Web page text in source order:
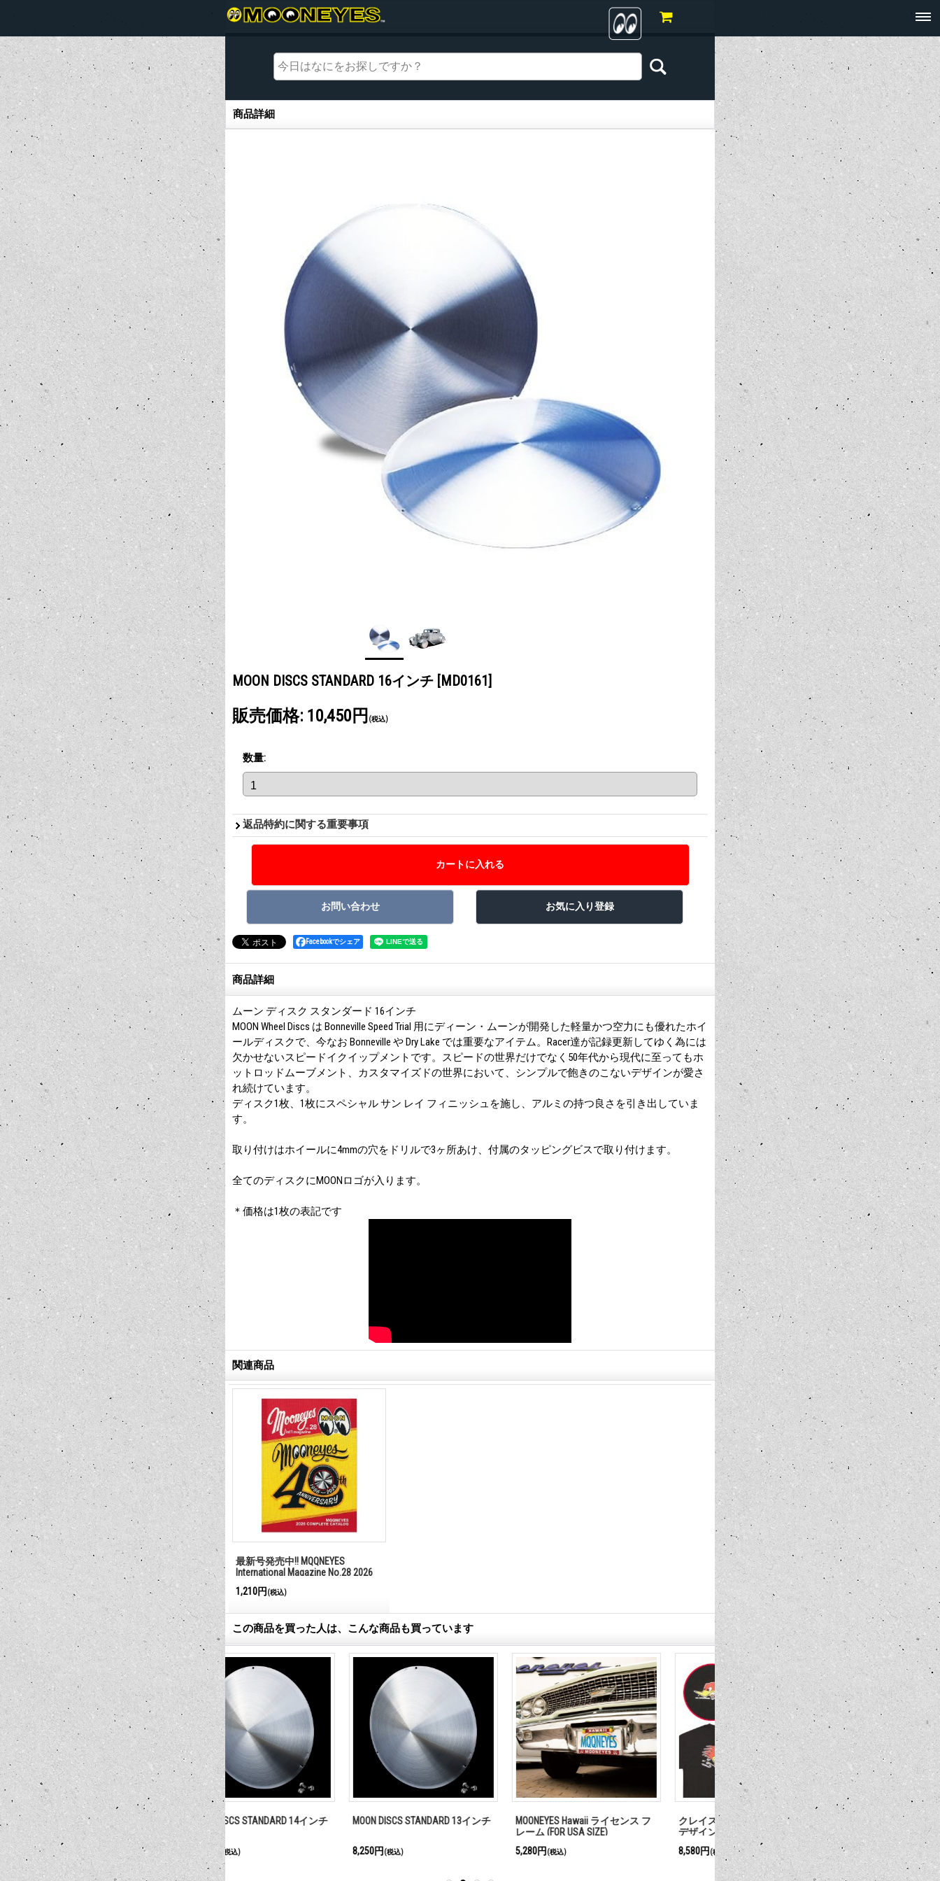
商品詳細
商品詳細
MOON DISCS STANDARD 16インチ [MD0161]
販売価格: 10,450円 (税込)
数量:
返品特約に関する重要事項
Facebookでシェア
商品詳細
ムーン ディスク スタンダード 16インチ
MOON Wheel Discs は Bonneville Speed Trial 用にディーン・ムーンが開発した軽量かつ空力にも優れたホイ
ールディスクで、今なお Bonneville や Dry Lake では重要なアイテム。Racer達が記録更新してゆく為には
欠かせないスピードイクイップメントです。スピードの世界だけでなく50年代から現代に至ってもホ
ットロッドムーブメント、カスタマイズドの世界において、シンプルで飽きのこないデザインが愛さ
れ続けています。
ディスク1枚、1枚にスペシャル サン レイ フィニッシュを施し、アルミの持つ良さを引き出していま
す。
取り付けはホイールに4mmの穴をドリルで3ヶ所あけ、付属のタッピングビスで取り付けます。
全てのディスクにMOONロゴが入ります。
＊価格は1枚の表記です
関連商品
最新号発売中!! MQQNEYES
International Magazine No.28 2026
1,210円 (税込)
この商品を買った人は、こんな商品も買っています
トノブ MOON DISCS STANDARD 14インチ
8,800円 (税込)
MOON DISCS STANDARD 13インチ
8,250円
MOONEYES Hawaii ライセンス フ
5,280円
クレイスミス トラディショナル
デザイン Tシャツ
8,580円
ロード ・ ランナー デカール
25cm
8,470円 (税込)
MOON
9,900円 (税込)